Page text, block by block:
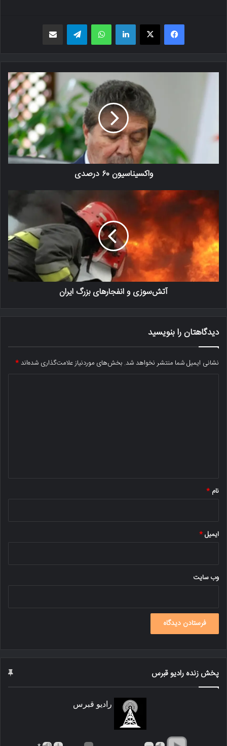
فیسبوک X لینکدین واتس اپ تلگرام
واکسیناسیون ۶۰ درصدی
آتش‌سوزی‌ و انفجارهای بزرگ ایران
دیدگاهتان را بنویسید
نشانی ایمیل شما منتشر نخواهد شد. بخش‌های موردنیاز علامت‌گذاری شده‌اند*
نام *
ایمیل*
وب‌ سایت
پخش زنده رادیو قبرس
رادیو قبرس